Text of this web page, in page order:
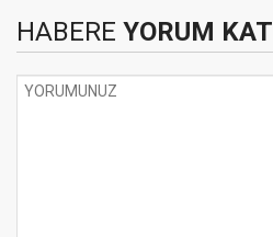
HABERE YORUM KAT